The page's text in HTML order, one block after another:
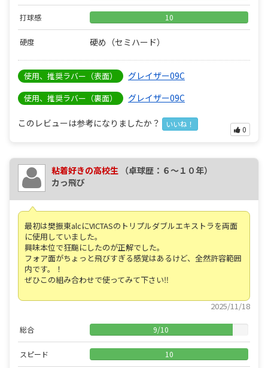
打球感 10
硬度 硬め（セミハード）
使用、推奨ラバー（表面） グレイザー09C
使用、推奨ラバー（裏面） グレイザー09C
このレビューは参考になりましたか？ いいね！
0
粘着好きの高校生
（卓球歴：６～１０年）
カっ飛び
最初は樊振東alcにVICTASのトリプルダブルエキストラを両面
に使用していました。
興味本位で狂飈にしたのが正解でした。
フォア面がちょっと飛びすぎる感覚はあるけど、全然許容範囲
内です。！
ぜひこの組み合わせで使ってみて下さい‼︎
2025/11/18
総合 9/10
スピード 10